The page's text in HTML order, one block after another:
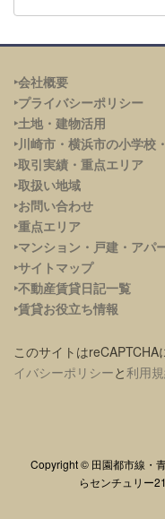
‣会社概要
‣プライバシーポリシー
‣土地・建物活用
‣川崎市・横浜市の小学校
‣取引実績・重点エリア
‣取扱い地域
‣お問い合わせ
‣重点エリア
‣マンション・戸建・アパ
‣サイトマップ
‣不動産賃貸日記一覧
‣賃貸お役立ち情報
このサイトは
イバシーポリシーと利用
Copyright © 田園都市線・
らセンチュリー